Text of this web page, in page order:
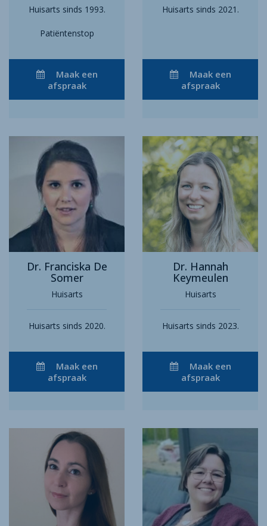
Huisarts sinds 1993.
Patiëntenstop
Maak een
afspraak
Huisarts sinds 2021.
Maak een
afspraak
Dr. Franciska De
Somer
Huisarts
Huisarts sinds 2020.
Maak een
afspraak
Dr. Hannah
Keymeulen
Huisarts
Huisarts sinds 2023.
Maak een
afspraak